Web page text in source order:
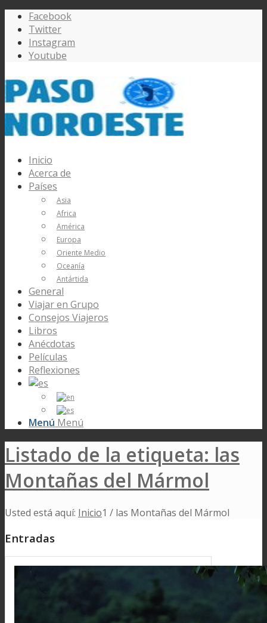
Facebook
Twitter
Instagram
Youtube
Inicio
Acerca de
Países
Asia
Africa
América
Europa
Oriente Medio
Oceanía
Antártida
General
Viajar en Grupo
Consejos Viajeros
Libros
Anécdotas
Películas
Reflexiones
Menú Menú
Listado de la etiqueta: las
Montañas del Mármol
Usted está aquí: Inicio1 / las Montañas del Mármol
Entradas